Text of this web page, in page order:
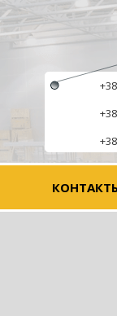
+38
+38
+38